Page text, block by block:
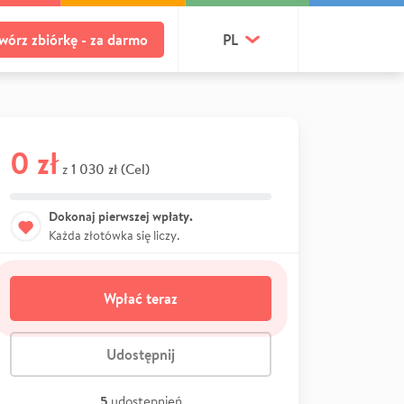
zbiórkę - za darmo PL
0 zł z 1 030 zł (Cel)
Dokonaj pierwszej wpłaty.
Każda złotówka się liczy.
Wpłać teraz
Udostępnij